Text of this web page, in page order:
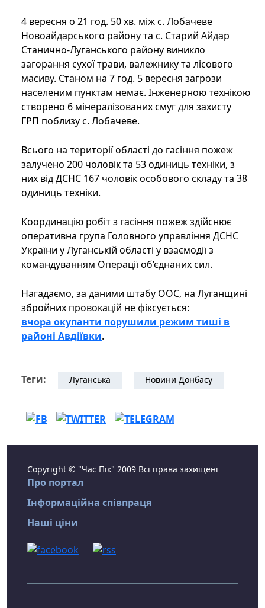
4 вересня о 21 год. 50 хв. між с. Лобачеве
Новоайдарського району та с. Старий Айдар
Станично-Луганського району виникло
загорання сухої трави, валежнику та лісового
масиву. Станом на 7 год. 5 вересня загрози
населеним пунктам немає. Інженерною технікою
створено 6 мінералізованих смуг для захисту
ГРП поблизу с. Лобачеве.
Всього на території області до гасіння пожеж
залучено 200 чоловік та 53 одиниць техніки, з
них від ДСНС 167 чоловік особового складу та 38
одиниць техніки.
Координацію робіт з гасіння пожеж здійснює
оперативна група Головного управління ДСНС
України у Луганській області у взаємодії з
командуванням Операції об’єднаних сил.
Нагадаємо, за даними штабу ООС, на Луганщині
збройних провокацій не фіксується:
вчора окупанти порушили режим тиші в
районі Авдіївки.
Теги: Луганська Новини Донбасу
Copyright © "Час Пік" 2009 Всі права захищені
Про портал
Інформаційна співпраця
Наші ціни